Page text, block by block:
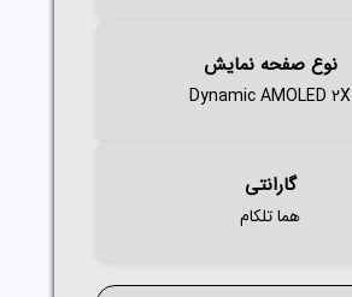
نوع صفحه نمایش
Dynamic AMOLED ۲X
گارانتی
هما تلکام